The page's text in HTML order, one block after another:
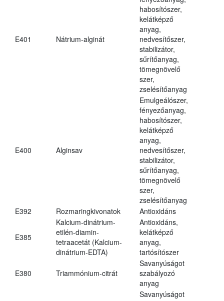
E401 Nátrium-alginát
habosítószer,
kelátképző
anyag,
nedvesítőszer,
stabilizátor,
sűrítőanyag,
tömegnövelő
szer,
zselésítőanyag
E400 Alginsav
Emulgeálószer,
fényezőanyag,
habosítószer,
kelátképző
anyag,
nedvesítőszer,
stabilizátor,
sűrítőanyag,
tömegnövelő
szer,
zselésítőanyag
E392
Rozmaringkivonatok Antioxidáns
E385
Kalcium-dinátrium-
etilén-diamin-
tetraacetát (Kalcium-
dinátrium-EDTA)
Antioxidáns,
kelátképző
anyag,
tartósítószer
E380 Triammónium-citrát
Savanyúságot
szabályozó
anyag
Savanyúságot